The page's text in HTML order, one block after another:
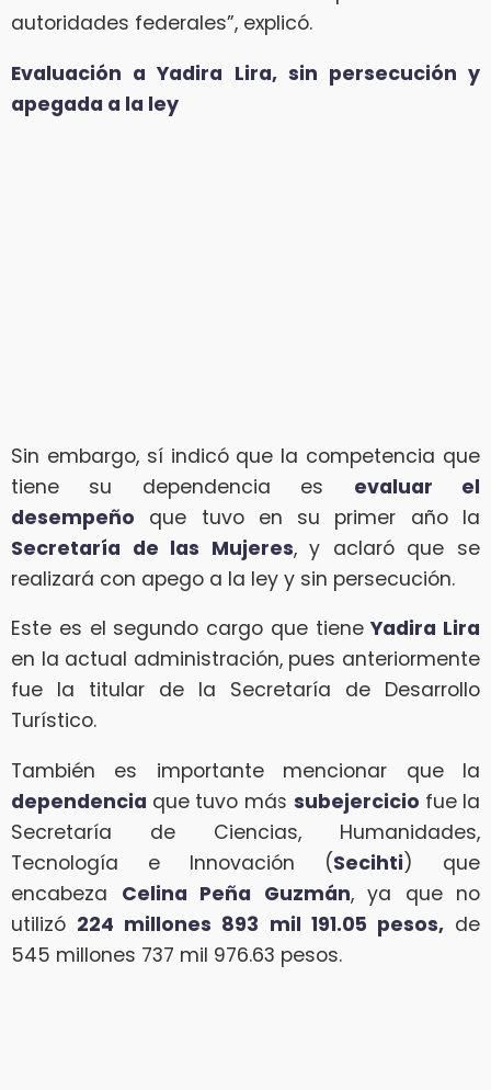
autoridades federales”, explicó.
Evaluación a Yadira Lira, sin persecución y
apegada a la ley
Sin embargo, sí indicó que la competencia que
tiene su dependencia es evaluar el
desempeño que tuvo en su primer año la
Secretaría de las Mujeres, y aclaró que se
realizará con apego a la ley y sin persecución.
Este es el segundo cargo que tieneYadira Lira
en la actual administración, pues anteriormente
fue la titular de la Secretaría de Desarrollo
Turístico.
También es importante mencionar que la
dependencia que tuvo más subejercicio fue la
Secretaría de Ciencias, Humanidades,
Tecnología e Innovación (Secihti) que
encabeza Celina Peña Guzmán, ya que no
utilizó 224 millones 893 mil 191.05 pesos,de
545 millones 737 mil 976.63 pesos.